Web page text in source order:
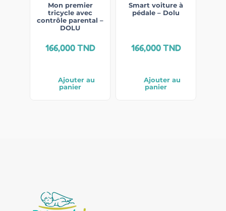
Mon premier
tricycle avec
contrôle parental –
DOLU
166,000TND
Ajouter au
panier
Smart voiture à
pédale – Dolu
166,000TND
Ajouter au
panier